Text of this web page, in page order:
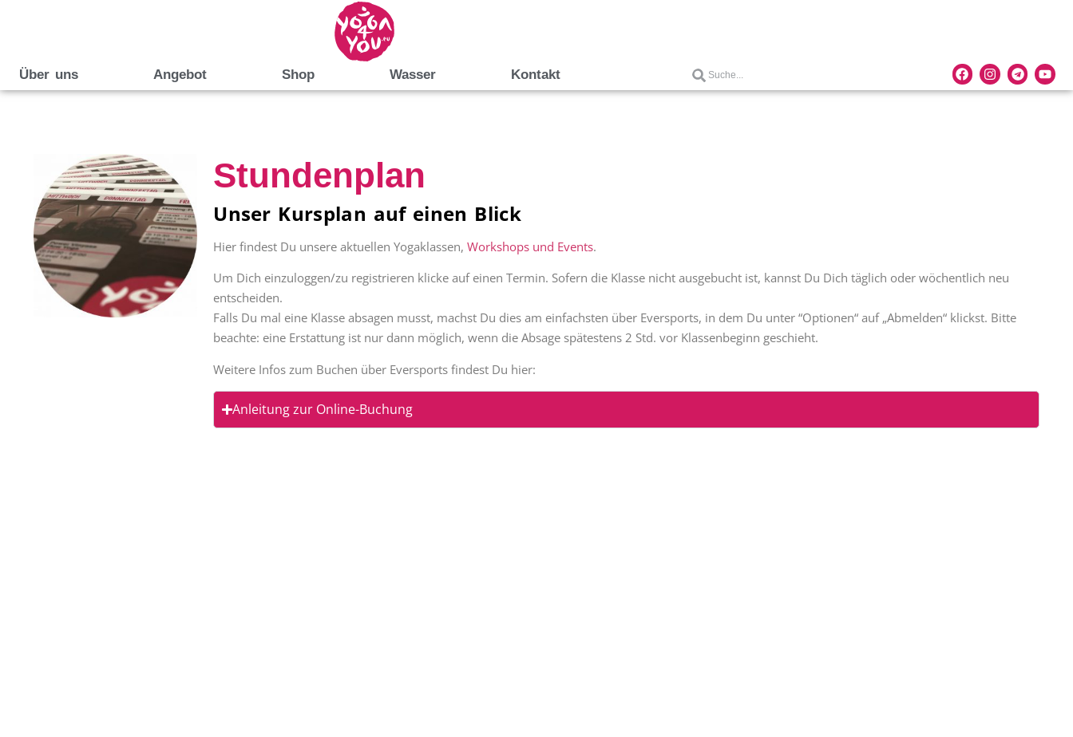
Über uns Angebot Shop Wasser Kontakt
Stundenplan
Unser Kursplan auf einen Blick
Hier findest Du unsere aktuellen Yogaklassen,Workshops und Events.
Um Dich einzuloggen/zu registrieren klicke auf einen Termin. Sofern die Klasse nicht ausgebucht ist, kannst Du Dich täglich oder wöchentlich neu
entscheiden.
Falls Du mal eine Klasse absagen musst, machst Du dies am einfachsten über Eversports, in dem Du unter “Optionen“ auf „Abmelden“ klickst. Bitte
beachte: eine Erstattung ist nur dann möglich, wenn die Absage spätestens 2 Std. vor Klassenbeginn geschieht.
Weitere Infos zum Buchen über Eversports findest Du hier:
Anleitung zur Online-Buchung